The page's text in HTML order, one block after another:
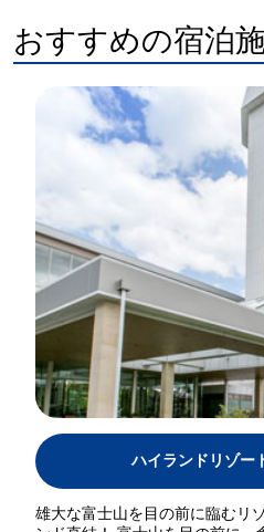
おすすめの宿泊
ハイランドリゾー
雄大な富士山を目の前に臨むリ